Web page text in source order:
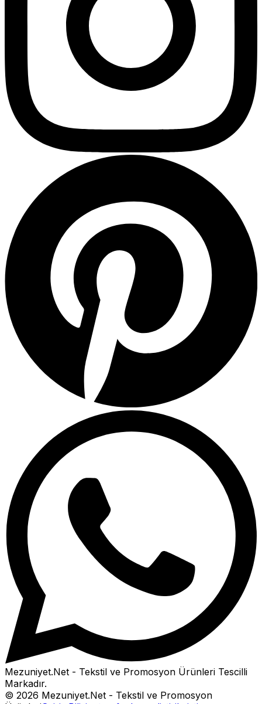
Mezuniyet.Net - Tekstil ve Promosyon Ürünleri Tescilli
Markadır.
© 2026 Mezuniyet.Net - Tekstil ve Promosyon